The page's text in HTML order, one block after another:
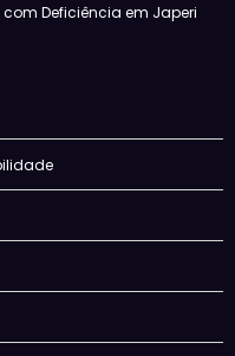
Deficiência em Japeri